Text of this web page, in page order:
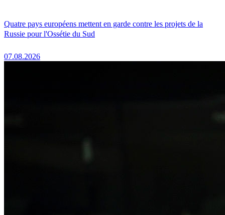
Quatre pays européens mettent en garde contre les projets de la
Russie pour l'Ossétie du Sud
07.08.2026